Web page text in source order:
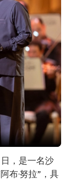
日，是一名沙
布·努拉”，具